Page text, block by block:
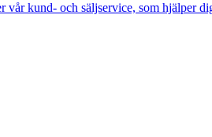
kund- och säljservice, som hjälper